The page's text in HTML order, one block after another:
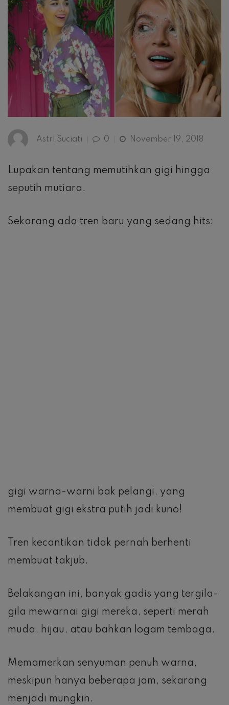
Astri Suciati 0 November 19, 2018
Lupakan tentang memutihkan gigi hingga
seputih mutiara.
Sekarang ada tren baru yang sedang hits:
gigi warna-warni bak pelangi, yang
membuat gigi ekstra putih jadi kuno!
Tren kecantikan tidak pernah berhenti
membuat takjub.
Belakangan ini, banyak gadis yang tergila-
gila mewarnai gigi mereka, seperti merah
muda, hijau, atau bahkan logam tembaga.
Memamerkan senyuman penuh warna,
meskipun hanya beberapa jam, sekarang
menjadi mungkin.